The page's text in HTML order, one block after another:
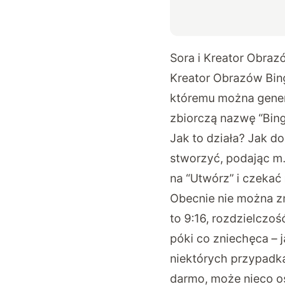
Sora i Kreator
Kreator Obrazów
któremu można
zbiorczą nazwę
Jak to działa? Jak
stworzyć, podając
na “Utwórz” i
Obecnie nie można
to 9:16,
póki co zniechęca –
niektórych
darmo, może nieco